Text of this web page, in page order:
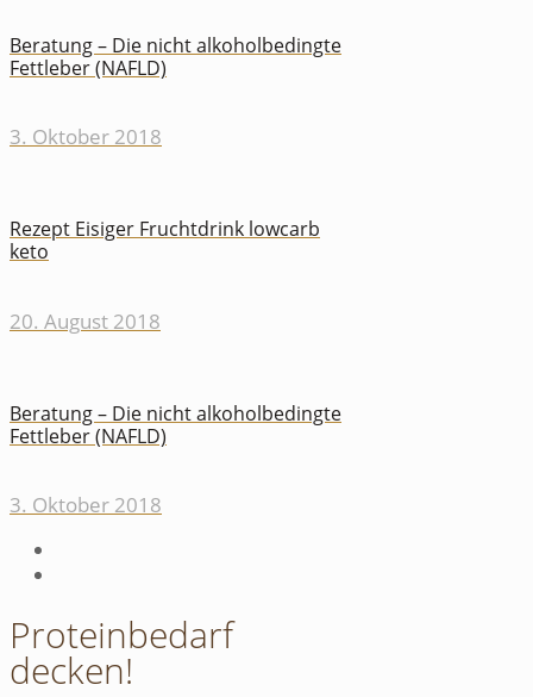
Beratung – Die nicht alkoholbedingte
Fettleber (NAFLD)
3. Oktober 2018
Rezept Eisiger Fruchtdrink lowcarb
keto
20. August 2018
Beratung – Die nicht alkoholbedingte
Fettleber (NAFLD)
3. Oktober 2018
Proteinbedarf
decken!